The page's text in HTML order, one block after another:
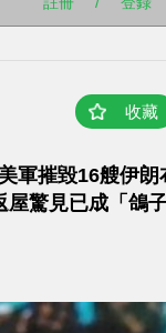
收藏
軍摧毀16艘伊朗
驚見已成「鴿子